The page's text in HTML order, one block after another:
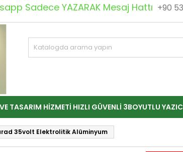
Sadece YAZARAK Mesaj Hattı +90
TASARIM HIZMETI HIZLI GÜVENLI 3BOYUTLU
35volt Elektrolitik Alüminyum